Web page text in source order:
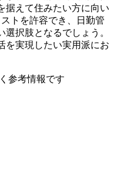
据えて住みたい方に向い
トを許容でき、日勤管
択肢となるでしょう。
を実現したい実用派にお
参考情報です